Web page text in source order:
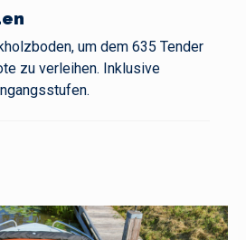
um dem 635 Tender
zu verleihen. Inklusive